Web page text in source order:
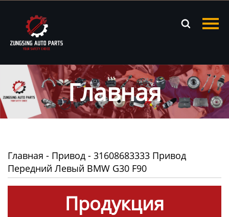

Главная
Продукция
Новости
О нас
Контакты
Главная
Главная - Привод - 31608683333 Привод
Передний Левый BMW G30 F90
Продукция